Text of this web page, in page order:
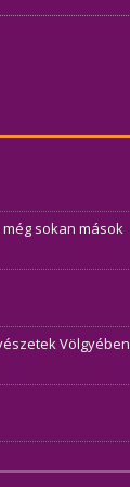
sokan mások
Völgyében